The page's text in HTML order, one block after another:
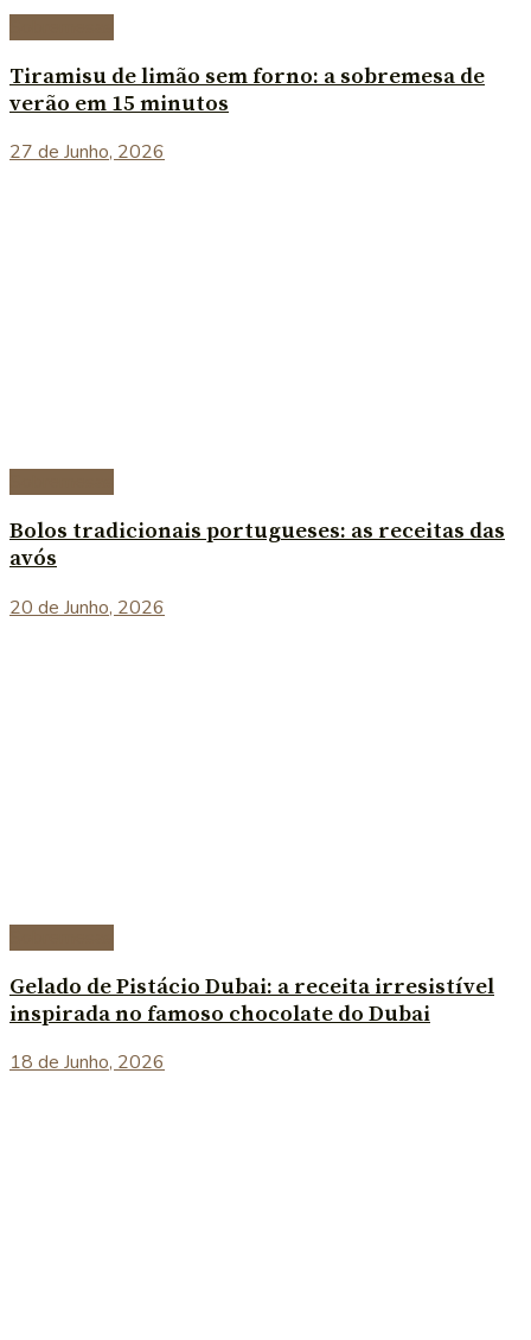
Tiramisu de limão sem forno: a sobremesa de
verão em 15 minutos
27 de Junho, 2026
Bolos tradicionais portugueses: as receitas das
avós
20 de Junho, 2026
Gelado de Pistácio Dubai: a receita irresistível
inspirada no famoso chocolate do Dubai
18 de Junho, 2026